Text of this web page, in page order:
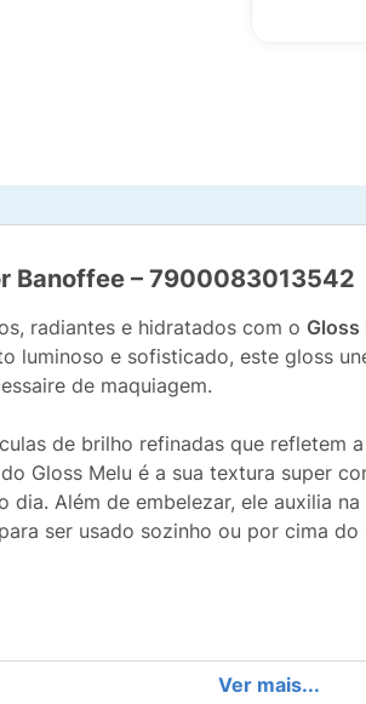
Banoffee – 7900083013542
radiantes e hidratados com o Gloss
luminoso e sofisticado, este gloss
de maquiagem.
de brilho refinadas que refletem
Gloss Melu é a sua textura super
Além de embelezar, ele auxilia
ser usado sozinho ou por cima
luminosas refinadas que garantem
Ver mais...